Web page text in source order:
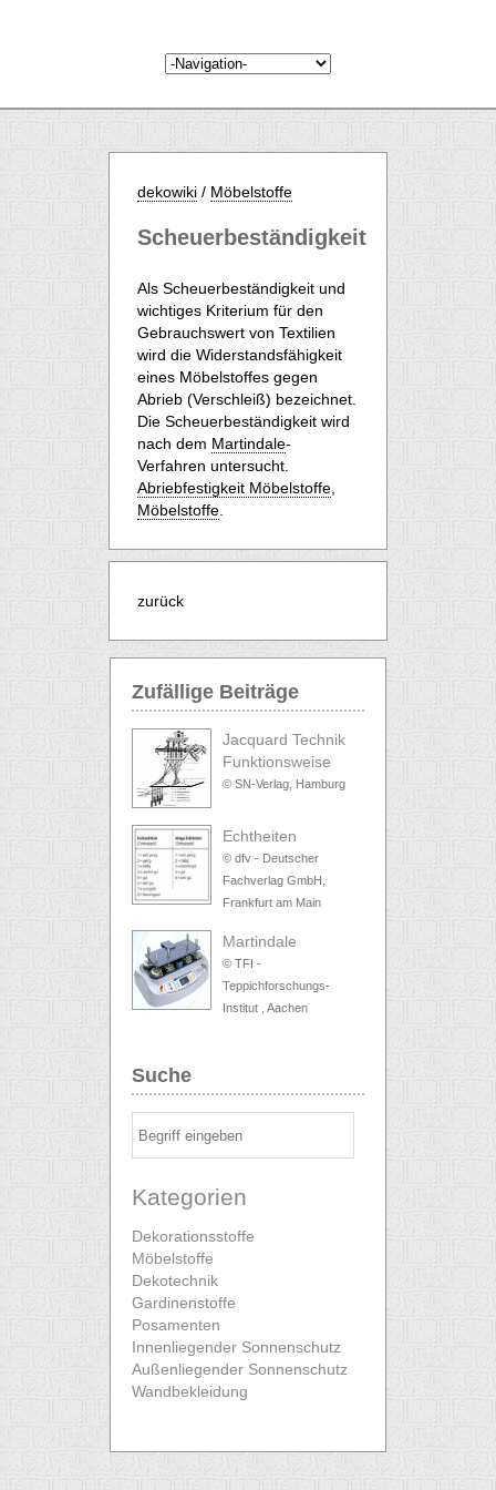
dekowiki / Möbelstoffe
Scheuerbeständigkeit
Als Scheuerbeständigkeit und
wichtiges Kriterium für den
Gebrauchswert von Textilien
wird die Widerstandsfähigkeit
eines Möbelstoffes gegen
Abrieb (Verschleiß) bezeichnet.
Die Scheuerbeständigkeit wird
nach dem Martindale-
Verfahren untersucht.
Abriebfestigkeit Möbelstoffe
Möbelstoffe
zurück
Zufällige Beiträge
Jacquard Technik
Funktionsweise
© SN-Verlag, Hamburg
Echtheiten
© dfv - Deutscher
Fachverlag GmbH,
Frankfurt am Main
Martindale
© TFI -
Teppichforschungs-
Institut , Aachen
Suche
Kategorien
Dekorationsstoffe
Möbelstoffe
Dekotechnik
Gardinenstoffe
Posamenten
Innenliegender Sonnenschutz
Außenliegender Sonnenschutz
Wandbekleidung